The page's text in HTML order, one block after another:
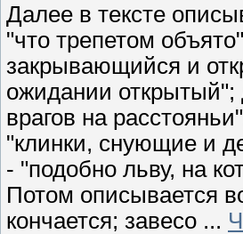
Далее в тексте
"что трепетом
закрывающийся и
ожидании открытый";
врагов на
"клинки, снующие и
- "подобно льву, на
Потом описывается
кончается; завесо ...